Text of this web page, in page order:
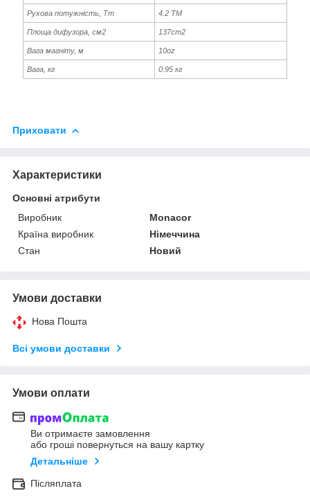
Рухова потужність, Tm 4.2 ТМ
Площа дифузора, см2 137cm2
Вага магніту, м 10oz
Вага, кг 0.95 кг
Приховати
Характеристики
Основні атрибути
Виробник
Monacor
Країна виробник
Німеччина
Стан
Новий
Умови доставки
Нова Пошта
Всі умови доставки
Умови оплати
Ви отримаєте замовлення
або гроші повернуться на вашу картку
Детальніше
Післяплата